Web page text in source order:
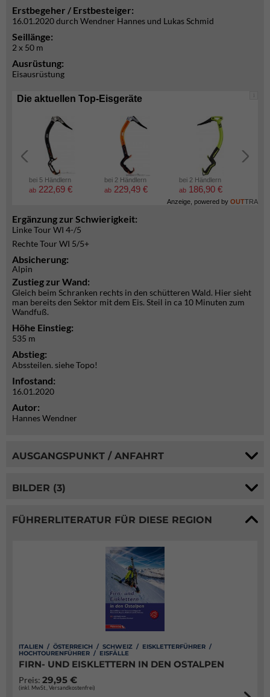
Erstbegeher / Erstbesteiger:
16.01.2020 durch Wendner Hannes und Lukas Schmid
Seillänge:
2 x 50 m
Ausrüstung:
Eisausrüstung
i
Die aktuellen Top-Eisgeräte
bei 5 Händlern
ab 222,69 €
bei 2 Händlern
ab 229,49 €
bei 2 Händlern
ab 186,90 €
Anzeige, powered by OUTTRA
Ergänzung zur Schwierigkeit:
Linke Tour WI 4-/5
Rechte Tour WI 5/5+
Absicherung:
Alpin
Zustieg zur Wand:
Gleich beim Schranken rechts in den schütteren Wald. Hier sieht
man bereits den Sektor mit dem Eis. Steil in ca 10 Minuten zum
Wandfuß.
Höhe Einstieg:
535 m
Abstieg:
Abssteilen. siehe Topo!
Infostand:
16.01.2020
Autor:
Hannes Wendner
AUSGANGSPUNKT / ANFAHRT
BILDER (3)
FÜHRERLITERATUR FÜR DIESE REGION
ITALIEN / ÖSTERREICH / SCHWEIZ / EISKLETTERFÜHRER /
HOCHTOURENFÜHRER / EISFÄLLE
FIRN- UND EISKLETTERN IN DEN OSTALPEN
Preis: 29,95 €
(inkl. MwSt., Versandkostenfrei)